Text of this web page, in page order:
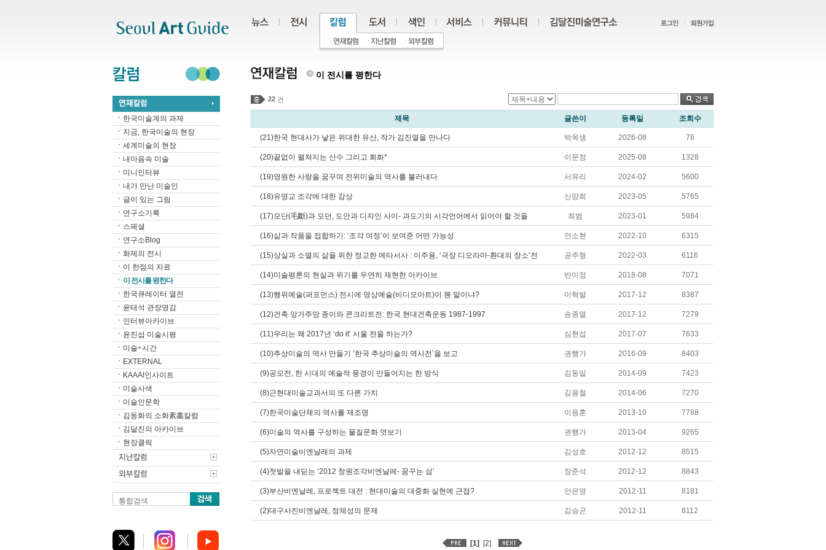
한국미술계의 과제
지금, 한국미술의 현장
세계미술의 현장
내마음속 미술
미니인터뷰
내가 만난 미술인
글이 있는 그림
연구소기록
스페셜
연구소Blog
화제의 전시
이 한점의 자료
이 전시를 평한다
한국큐레이터 열전
윤태석 관장명감
인터뷰아카이브
윤진섭 미술시평
미술÷시간
EXTERNAL
KAAAI인사이트
미술사색
미술인문학
김동화의 소화素畵칼럼
김달진의 아카이브
현장클릭
통합검색
이 전시를 평한다
22 건
제목 글쓴이 등록일 조회수
(21)한국 현대사가 낳은 위대한 유산, 작가 김진열을 만나다 박옥생 2026-08 78
(20)끝없이 펼쳐지는 산수 그리고 회화* 이문정 2025-08 1328
(19)영원한 사랑을 꿈꾸며 전위미술의 역사를 불러내다 서유리 2024-02 5600
(18)유영교 조각에 대한 감상 신양희 2023-05 5765
(17)모단(毛斷)과 모던, 도안과 디자인 사이- 과도기의 시각언어에서 읽어야 할 것들 최범 2023-01 5984
(16)삶과 작품을 접합하기: ‘조각 여정’이 보여준 어떤 가능성 안소현 2022-10 6315
(15)상실과 소멸의 삶을 위한 정교한 메타서사 : 이주용, ‘극장 디오라마-환대의 장소’전 공주형 2022-03 6116
(14)미술평론의 현실과 위기를 우연히 재현한 아카이브 반이정 2018-08 7071
(13)행위예술(퍼포먼스) 전시에 영상예술(비디오아트)이 웬 말이냐? 이혁발 2017-12 8387
(12)건축 앙가주망 종이와 콘크리트전: 한국 현대건축운동 1987-1997 송종열 2017-12 7279
(11)우리는 왜 2017년 ‘do it’ 서울 전을 하는가? 심현섭 2017-07 7633
(10)추상미술의 역사 만들기 ‘한국 추상미술의 역사전’을 보고 권행가 2016-09 8403
(9)공모전, 한 시대의 예술적 풍경이 만들어지는 한 방식 김동일 2014-09 7423
(8)근현대미술교과서의 또 다른 가치 김용철 2014-06 7270
(7)한국미술단체의 역사를 재조명 이용훈 2013-10 7788
(6)미술의 역사를 구성하는 물질문화 엿보기 권행가 2013-04 9265
(5)자연미술비엔날레의 과제 김성호 2012-12 8515
(4)첫발을 내딛는 ‘2012 창원조각비엔날레- 꿈꾸는 섬’ 장준석 2012-12 8843
(3)부산비엔날레, 프로젝트 대전 : 현대미술의 대중화 실현에 근접? 안은영 2012-11 8181
(2)대구사진비엔날레, 정체성의 문제 김승곤 2012-11 8112
[1] [2]